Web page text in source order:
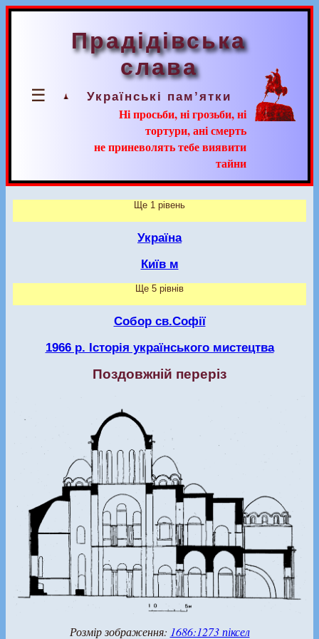
☰
Прадідівська
слава
Українські пам’ятки
Ні просьби, ні грозьби, ні
тортури, ані смерть
не приневолять тебе виявити
тайни
Ще 1 рівень
Україна
Київ м
Ще 5 рівнів
Собор св.Софії
1966 р. Історія українського мистецтва
Поздовжній переріз
Розмір зображення: 1686:1273 піксел